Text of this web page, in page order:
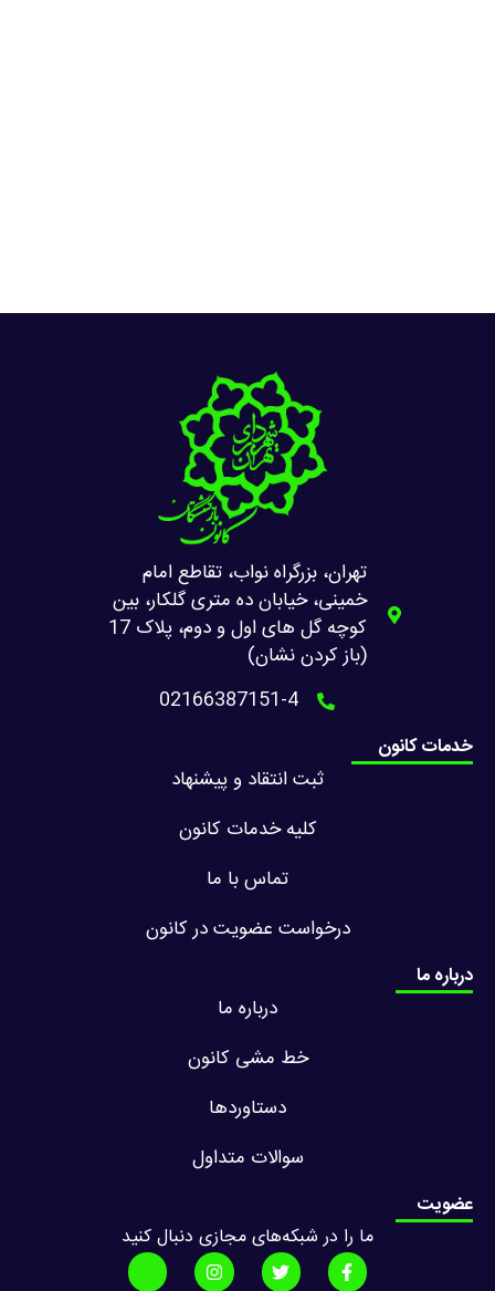
تهران، بزرگراه نواب، تقاطع امام
خمینی، خیابان ده متری گلکار، بین
کوچه گل های اول و دوم، پلاک 17
(باز کردن نشان)
02166387151-4
خدمات کانون
ثبت انتقاد و پیشنهاد
کلیه خدمات کانون
تماس با ما
درخواست عضویت در کانون
درباره ما
درباره ما
خط مشی کانون
دستاوردها
سوالات متداول
عضویت
ما را در شبکه‌های مجازی دنبال کنید